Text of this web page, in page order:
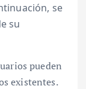
se
su
pueden
existentes.